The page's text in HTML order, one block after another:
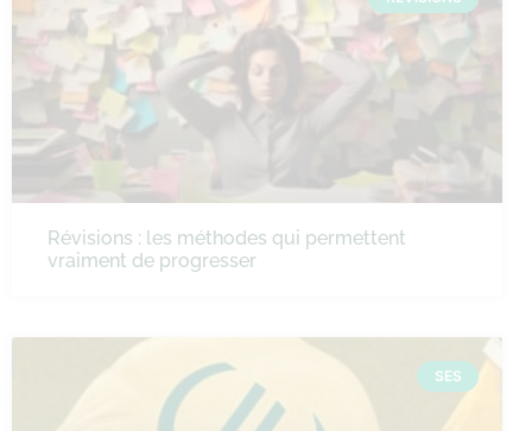
Révisions : les méthodes qui permettent
vraiment de progresser
SES